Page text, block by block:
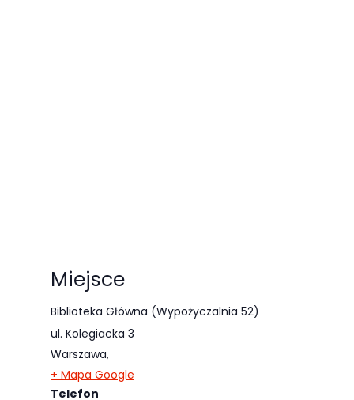
Miejsce
Biblioteka Główna (Wypożyczalnia 52)
ul. Kolegiacka 3
Warszawa,
+ Mapa Google
Telefon